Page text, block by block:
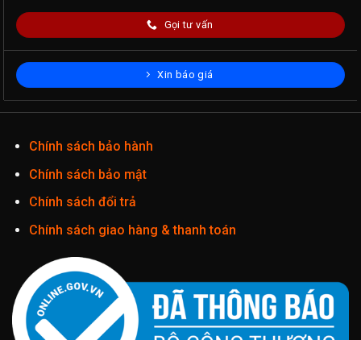
Gọi tư vấn
Xin báo giá
Chính sách bảo hành
Chính sách bảo mật
Chính sách đổi trả
Chính sách giao hàng & thanh toán